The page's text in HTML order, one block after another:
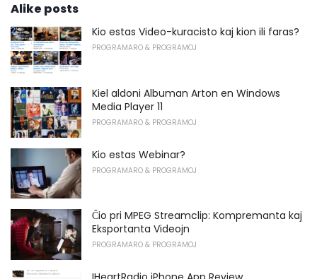
Alike posts
Kio estas Video-kuracisto kaj kion ili faras?
PROGRAMARO & PROGRAMOJ
Kiel aldoni Albuman Arton en Windows
Media Player 11
PROGRAMARO & PROGRAMOJ
Kio estas Webinar?
PROGRAMARO & PROGRAMOJ
Ĉio pri MPEG Streamclip: Kompremanta kaj
Eksportanta Videojn
PROGRAMARO & PROGRAMOJ